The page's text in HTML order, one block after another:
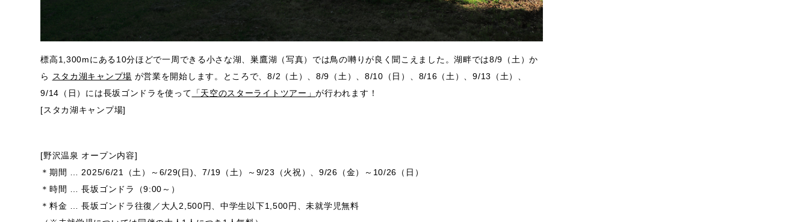
標高1,300mにある10分ほどで一周できる小さな湖、巣鷹湖（写真）では鳥の囀りが良く聞こえました。湖畔では8/9（土）か
ら
スタカ湖キャンプ場 が営業を開始します。ところで、8/2（土）、8/9（土）、8/10（日）、8/16（土）、9/13（土）、
9/14（日）には長坂ゴンドラを使って 「天空のスターライトツアー」が行われます！
[スタカ湖キャンプ場]
[野沢温泉 オープン内容]
＊期間 … 2025/6/21（土）～6/29(日)、7/19（土）～9/23（火祝）、9/26（金）～10/26（日）
＊時間 … 長坂ゴンドラ（9:00～）
＊料金 … 長坂ゴンドラ往復／大人2,500円、中学生以下1,500円、未就学児無料